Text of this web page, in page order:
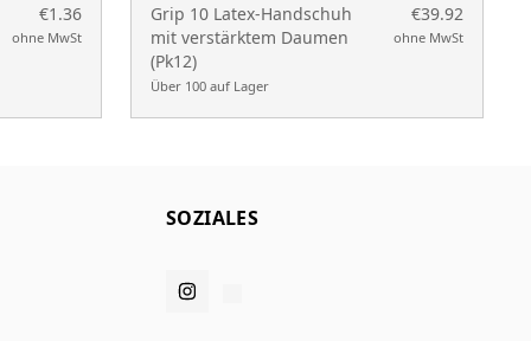
€1.36
ohne MwSt
Grip 10 Latex-Handschuh
mit verstärktem Daumen
(Pk12)
Über 100 auf Lager
€39.92
ohne MwSt
SOZIALES